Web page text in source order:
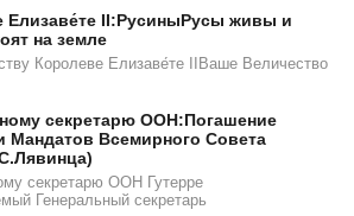
Елизаве́те II:РусиныРусы живы и
на земле
Королеве Елизаве́те IIВаше Величество
секретарю ООН:Погашение
Мандатов Всемирного Совета
секретарю ООН Гутерре
Генеральный секретарь